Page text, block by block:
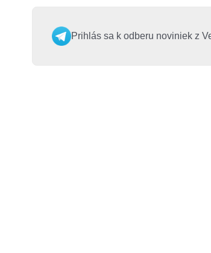
Prihlás sa k odberu noviniek z